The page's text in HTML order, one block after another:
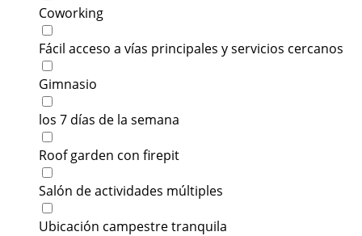
Coworking
Fácil acceso a vías principales y servicios cercanos
Gimnasio
los 7 días de la semana
Roof garden con firepit
Salón de actividades múltiples
Ubicación campestre tranquila